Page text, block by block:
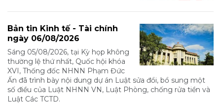
Bản tin Kinh tế - Tài chính
ngày 06/08/2026
Sáng 05/08/2026, tại Kỳ họp không
thường lệ thứ nhất, Quốc hội khóa
XVI, Thống đốc NHNN Phạm Đức
Ấn đã trình bày nội dung dự án Luật sửa đổi, bổ sung một
số điều của Luật NHNN VN, Luật Phòng, chống rửa tiền và
Luật Các TCTD.